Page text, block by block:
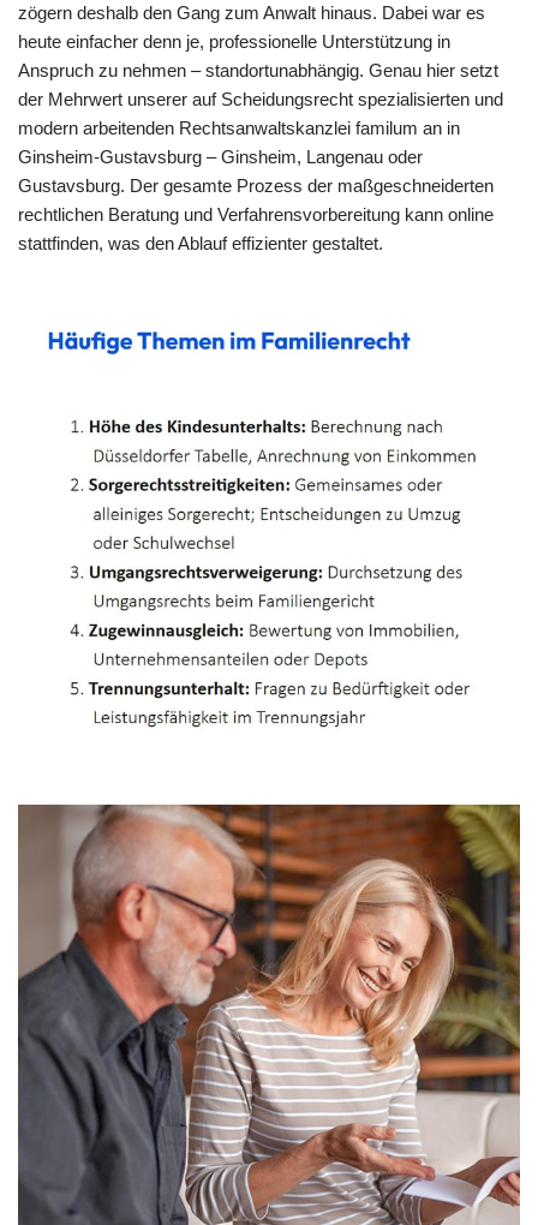
zögern deshalb den Gang zum Anwalt hinaus. Dabei war es
heute einfacher denn je, professionelle Unterstützung in
Anspruch zu nehmen – standortunabhängig. Genau hier setzt
der Mehrwert unserer auf Scheidungsrecht spezialisierten und
modern arbeitenden Rechtsanwaltskanzlei familum an in
Ginsheim-Gustavsburg – Ginsheim, Langenau oder
Gustavsburg. Der gesamte Prozess der maßgeschneiderten
rechtlichen Beratung und Verfahrensvorbereitung kann online
stattfinden, was den Ablauf effizienter gestaltet.